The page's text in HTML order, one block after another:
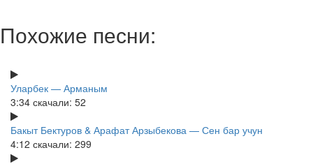
Похожие песни:
Уларбек — Арманым
3:34 скачали: 52
Бакыт Бектуров & Арафат Арзыбекова — Сен бар учун
4:12 скачали: 299